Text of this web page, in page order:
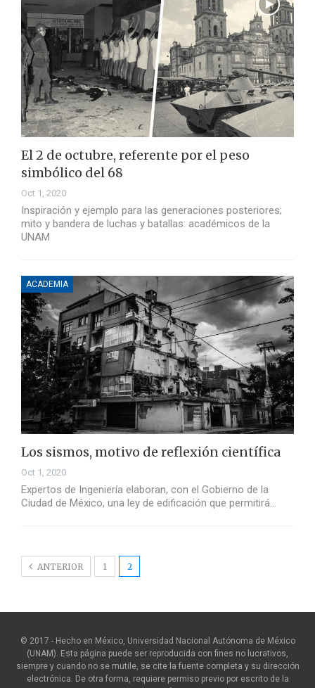
El 2 de octubre, referente por el peso
simbólico del 68
Oct 1, 2020
Inspiración y ejemplo para las generaciones posteriores;
mito y bandera de luchas y batallas: académicos de la
UNAM
ACADEMIA
Los sismos, motivo de reflexión científica
Oct 1, 2020
Expertos de Ingeniería elaboran, con el Gobierno de la
Ciudad de México, una ley de edificación que permitirá…
ANTERIOR 1 2
© 2017 - Hecho en México, Universidad Nacional Autónoma de México
(UNAM). Esta página puede ser reproducida con fines no lucrativos,
siempre y cuando no se mutile, se cite la fuente completa y su dirección
electrónica. De otra forma, requiere permiso previo por escrito de la